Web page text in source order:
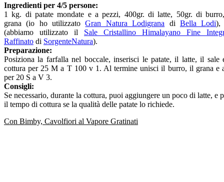
Ingredienti per 4/5 persone:
1 kg. di patate mondate e a pezzi, 400gr. di latte, 50gr. di
grana (io ho utilizzatoGran Natura Lodigrana di Bella Lodi),
(abbiamo utilizzato il Sale Cristallino Himalayano Fine
Raffinato di SorgenteNatura).
Preparazione:
Posiziona la farfalla nel boccale, inserisci le patate, il latte, il sale
cottura per 25 M a T 100 v 1. Al termine unisci il burro, il grana e
per 20 S a V 3.
Consigli:
Se necessario, durante la cottura, puoi aggiungere un poco di latte, e
il tempo di cottura se la qualità delle patate lo richiede.
Con Bimby, Cavolfiori al Vapore Gratinati